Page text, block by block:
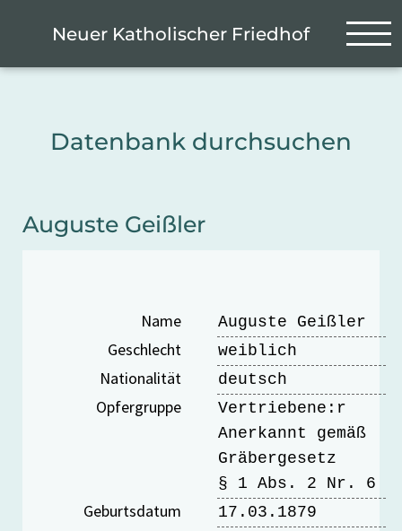
Neuer Katholischer Friedhof
Datenbank durchsuchen
Auguste Geißler
Name Auguste Geißler
Geschlecht weiblich
Nationalität deutsch
Opfergruppe
Vertriebene:r
Anerkannt gemäß
Gräbergesetz
§ 1 Abs. 2 Nr. 6
Geburtsdatum 17.03.1879